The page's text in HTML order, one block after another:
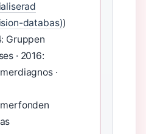
databas))
Gruppen
· 2016:
·